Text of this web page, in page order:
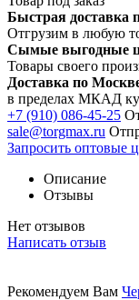
Быстрая доставка
Отгрузим в любую
Сымые выгодные
Товары своего
Доставка по
в пределах МКАД
+7 (910) 086-45-25
sale@torgmax.ru
Запросить оптовые
Описание
Отзывы
Нет отзывов
Написать отзыв
Рекомендуем Вам